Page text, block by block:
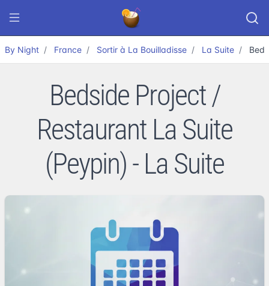
By Night France Sortir à La Bouilladisse La Suite
Bedside Project /
Restaurant La Suite
(Peypin) - La Suite